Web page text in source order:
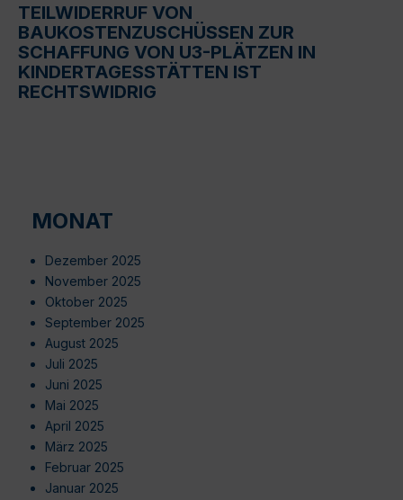
TEILWIDERRUF VON
BAUKOSTENZUSCHÜSSEN ZUR
SCHAFFUNG VON U3-PLÄTZEN IN
KINDERTAGESSTÄTTEN IST
RECHTSWIDRIG
MONAT
Dezember 2025
November 2025
Oktober 2025
September 2025
August 2025
Juli 2025
Juni 2025
Mai 2025
April 2025
März 2025
Februar 2025
Januar 2025